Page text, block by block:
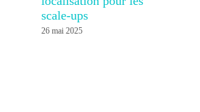
scale-ups
26 mai 2025